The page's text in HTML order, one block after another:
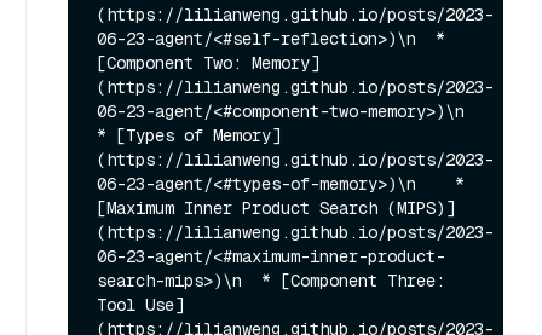
(https://lilianweng.github.io/posts/2023-
06-23-agent/<#self-reflection>)\n  *
[Component Two: Memory]
(https://lilianweng.github.io/posts/2023-
06-23-agent/<#component-two-memory>)\n
* [Types of Memory]
(https://lilianweng.github.io/posts/2023-
06-23-agent/<#types-of-memory>)\n    *
[Maximum Inner Product Search (MIPS)]
(https://lilianweng.github.io/posts/2023-
06-23-agent/<#maximum-inner-product-
search-mips>)\n  * [Component Three:
Tool Use]
(https://lilianweng.github.io/posts/2023-